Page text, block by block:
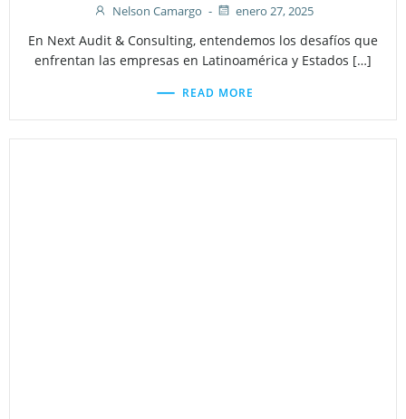
Nelson Camargo - enero 27, 2025
En Next Audit & Consulting, entendemos los desafíos que
enfrentan las empresas en Latinoamérica y Estados […]
READ MORE